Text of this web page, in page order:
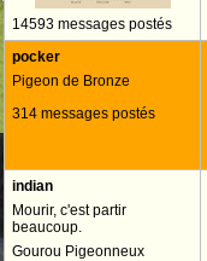
14593 messages postés
pocker
Pigeon de Bronze
314 messages postés
indian
Mourir, c'est partir
beaucoup.
Gourou Pigeonneux